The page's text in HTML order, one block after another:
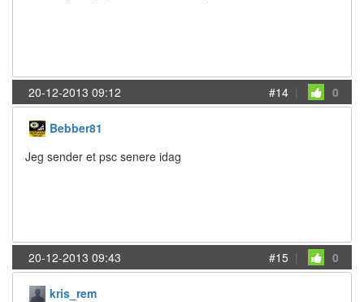
20-12-2013 09:12 #14 | 0
Bebber81
Jeg sender et psc senere idag
20-12-2013 09:43 #15 | 0
kris_rem